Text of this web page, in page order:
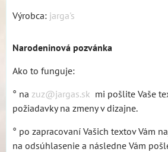
Výrobca: jarga's
Narodeninová pozvánka
Ako to funguje:
° na zuz@jargas.sk mi pošlite Vaše
požiadavky na zmeny v dizajne.
° po zapracovaní Vašich textov Vám
na odsúhlasenie a následne Vám